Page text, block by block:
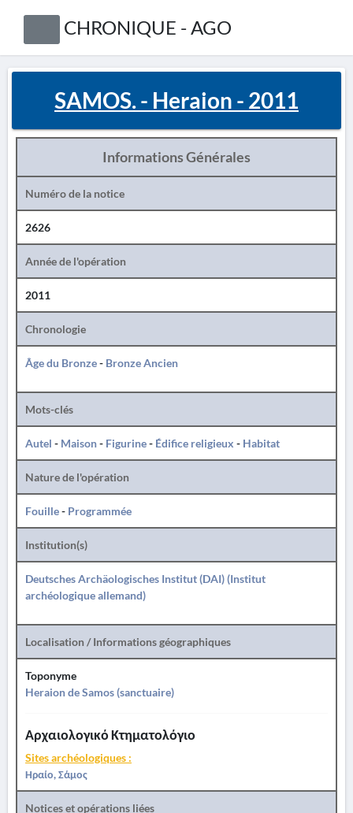
CHRONIQUE - AGO
SAMOS. - Heraion - 2011
Informations Générales
Numéro de la notice
2626
Année de l'opération
2011
Chronologie
Âge du Bronze- Bronze Ancien
Mots-clés
Autel - Maison- Figurine- Édifice religieux - Habitat
Nature de l'opération
Fouille- Programmée
Institution(s)
Deutsches Archäologisches Institut (DAI) (Institut
archéologique allemand)
Localisation / Informations géographiques
Toponyme
Heraion de Samos (sanctuaire)
Αρχαιολογικό Κτηματολόγιο
Sites archéologiques :
Ηραίο, Σάμος
Notices et opérations liées